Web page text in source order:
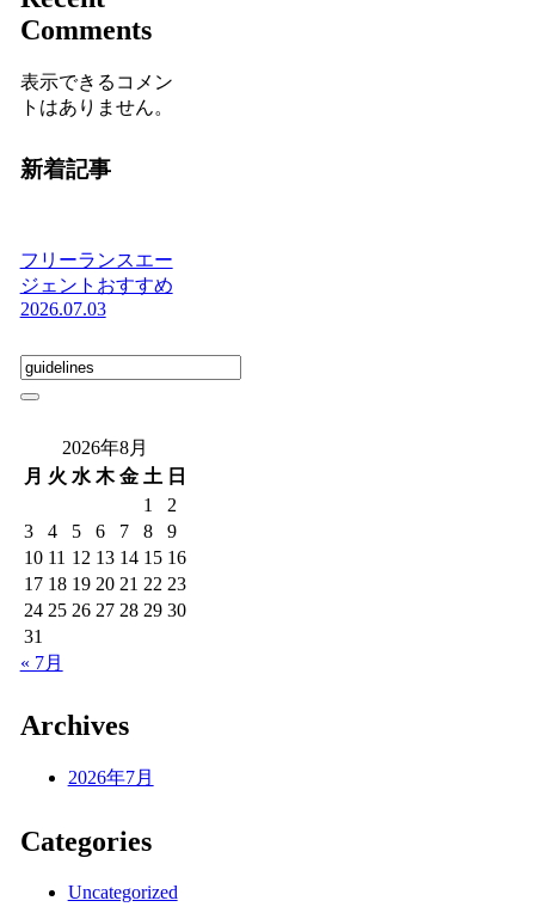
Comments
表示できるコメン
トはありません。
新着記事
フリーランスエー
ジェントおすすめ
2026.07.03
2026年8月
月 火 水 木 金 土 日
1
2
3
4 5 6 7 8
9
10 11 12 13 14 15 16
17 18 19 20 21 22 23
24 25 26 27 28 29 30
31
« 7月
Archives
2026年7月
Categories
Uncategorized